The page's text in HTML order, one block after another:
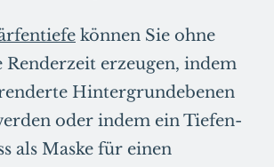
können Sie ohne
Renderzeit erzeugen, indem
Hintergrundebenen
oder indem ein Tiefen-
als Maske für einen